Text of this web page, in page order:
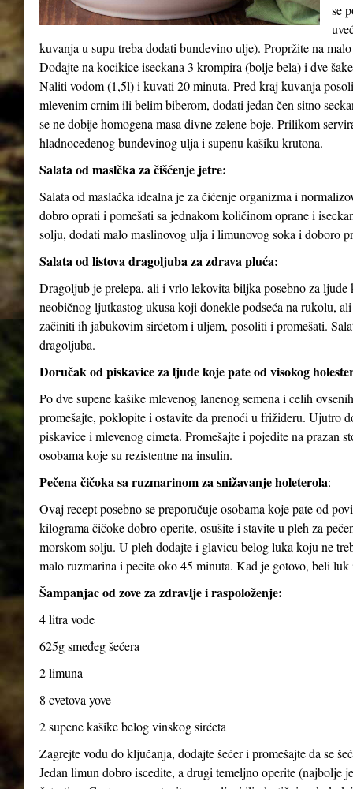
se
kuvanja u supu treba dodati bundevino ulje). Propržite na
Dodajte na kocikice iseckana 3 krompira (bolje bela) i dve
Naliti vodom (1,5l) i kuvati 20 minuta. Pred kraj kuvanja
mlevenim crnim ili belim biberom, dodati jedan čen sitno
se ne dobije homogena masa divne zelene boje. Prilikom
hladnoceđenog bundevinog ulja i supenu kašiku krutona.
Salata od maslčka za čišćenje jetre:
Salata od maslačka idealna je za čićenje organizma i
dobro oprati i pomešati sa jednakom količinom oprane i
solju, dodati malo maslinovog ulja i limunovog soka i doboro
Salata od listova dragoljuba za zdrava pluća:
Dragoljub je prelepa, ali i vrlo lekovita biljka posebno za
neobičnog ljutkastog ukusa koji donekle podseća na rukolu,
začiniti ih jabukovim sirćetom i uljem, posoliti i promešati.
dragoljuba.
Doručak od piskavice za ljude koje pate od visokog
Po dve supene kašike mlevenog lanenog semena i celih
promešajte, poklopite i ostavite da prenoći u frižideru. Ujutro
piskavice i mlevenog cimeta. Promešajte i pojedite na prazan
osobama koje su rezistentne na insulin.
Pečena čičoka sa ruzmarinom za snižavanje holeterola:
Ovaj recept posebno se preporučuje osobama koje pate od
kilograma čičoke dobro operite, osušite i stavite u pleh za
morskom solju. U pleh dodajte i glavicu belog luka koju ne
malo ruzmarina i pecite oko 45 minuta. Kad je gotovo, beli
Šampanjac od zove za zdravlje i raspoloženje:
4 litra vode
625g smeđeg šećera
2 limuna
8 cvetova yove
2 supene kašike belog vinskog sirćeta
Zagrejte vodu do ključanja, dodajte šećer i promešajte da se
Jedan limun dobro iscedite, a drugi temeljno operite (najbolje